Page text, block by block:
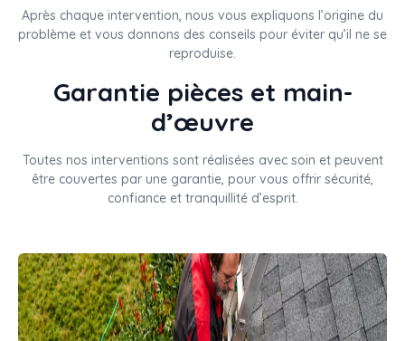
Après chaque intervention, nous vous expliquons l’origine du
problème et vous donnons des conseils pour éviter qu’il ne se
reproduise.
Garantie pièces et main-
d’œuvre
Toutes nos interventions sont réalisées avec soin et peuvent
être couvertes par une garantie, pour vous offrir sécurité,
confiance et tranquillité d’esprit.